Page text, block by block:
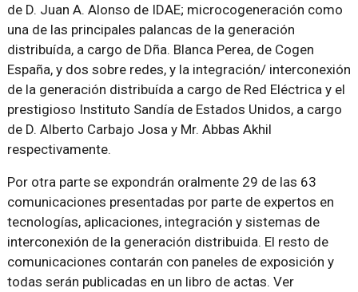
de D. Juan A. Alonso de IDAE; microcogeneración como
una de las principales palancas de la generación
distribuída, a cargo de Dña. Blanca Perea, de Cogen
España, y dos sobre redes, y la integración/ interconexión
de la generación distribuída a cargo de Red Eléctrica y el
prestigioso Instituto Sandía de Estados Unidos, a cargo
de D. Alberto Carbajo Josa y Mr. Abbas Akhil
respectivamente.
Por otra parte se expondrán oralmente 29 de las 63
comunicaciones presentadas por parte de expertos en
tecnologías, aplicaciones, integración y sistemas de
interconexión de la generación distribuida. El resto de
comunicaciones contarán con paneles de exposición y
todas serán publicadas en un libro de actas. Ver